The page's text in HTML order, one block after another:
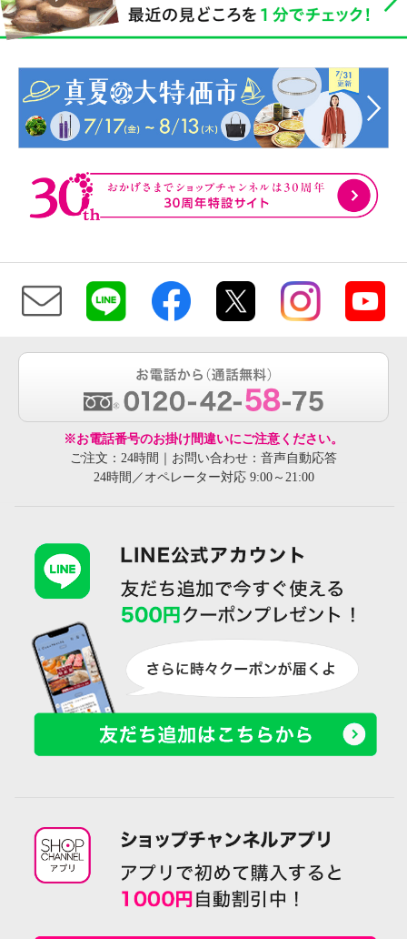
※お電話番号のお掛け間違いにご注意ください。
ご注文：24時間｜お問い合わせ：音声自動応答
24時間／オペレーター対応 9:00～21:00